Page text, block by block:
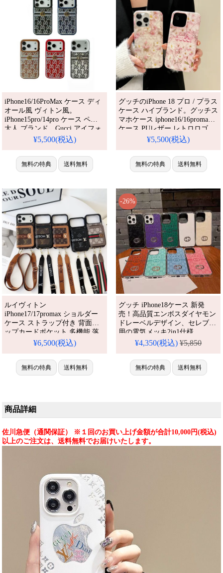
iPhone16/16ProMax ケース ディ
オール風 ヴィトン風。
iPhone15pro/14pro ケース ペア
大人 ブランド。Gucci アイフォ
ン14/13ProMax ケース お揃い
用・かわいい。耐衝撃・防水・
多機能。格安＆おしゃれ。
iPhone16pro/15promaxケース対
¥5,500(税込)
無料の特典 送料無料
グッチのiPhone 18 プロ / プラス
ケース ハイブランド。グッチス
マホケース iphone16/16promax
ケース PUレザー レトロロゴ
Gucci アイフォーン15pro/15カバ
春夏 綺麗 ハイブランド
iphone14/13pro携帯ケース 通
販。芸能人も愛用する人気アイ
かわいい。おしゃれでシンプ
ル、しかも格安。流
¥5,500(税込)
無料の特典 送料無料
ルイヴィトン
iPhone17/17promax ショルダー
ケース ストラップ付き 背面ジ
ップカードポケット 多機能 落
下防止 肩掛け 斜めがけ 耐衝撃
gucci iPhone16/15/14 proケース
ヴィトン galaxy S25/S24/S23 携
帯ケース 男女兼用 人気 おすす
¥6,500(税込)
無料の特典 送料無料
-26%
グッチ iPhone18ケース 新発
売！高品質エンボスダイヤモン
ドレーベルデザイン、セレブ愛
用の電気メッキ2in1仕様。
iPhone16/15promax/14/13/12pro/
Max全機種対応。芸能人も愛用
水の多機能仕様。かわいいグッ
チスタイルが流行り、格安で手
¥4,350(税込)¥5,850
無料の特典 送料無料
商品詳細
佐川急便（通関保証） ※１回のお買い上げ金額が合計10,000円(税込)
以上のご注文は、送料無料でお届けいたします。